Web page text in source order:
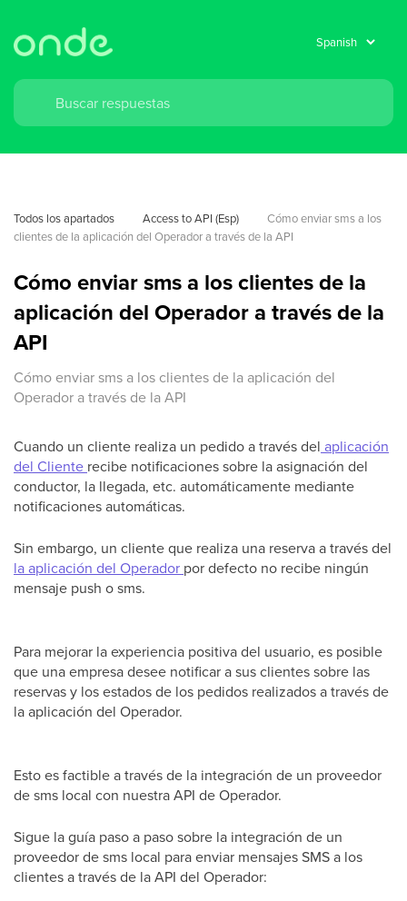
Todos los apartados Access to API (Esp)
Cómo enviar sms a los
clientes de la aplicación del Operador a través de la API
Cómo enviar sms a los clientes de la
aplicación del Operador a través de la
API
Cómo enviar sms a los clientes de la aplicación del
Operador a través de la API
Cuando un cliente realiza un pedido a través del aplicación
del Cliente recibe notificaciones sobre la asignación del
conductor, la llegada, etc. automáticamente mediante
notificaciones automáticas.
Sin embargo, un cliente que realiza una reserva a través del
la aplicación del Operador por defecto no recibe ningún
mensaje push o sms.
Para mejorar la experiencia positiva del usuario, es posible
que una empresa desee notificar a sus clientes sobre las
reservas y los estados de los pedidos realizados a través de
la aplicación del Operador.
Esto es factible a través de la integración de un proveedor
de sms local con nuestra API de Operador.
Sigue la guía paso a paso sobre la integración de un
proveedor de sms local para enviar mensajes SMS a los
clientes a través de la API del Operador: